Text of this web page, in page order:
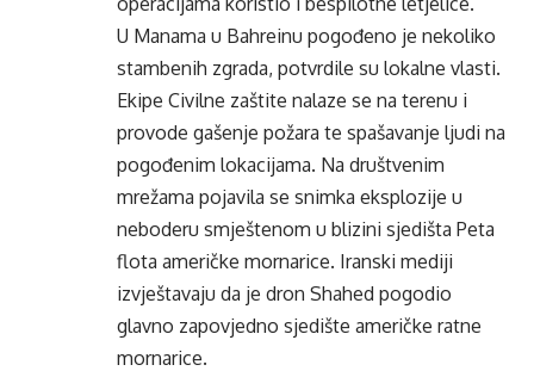
U Manama u Bahreinu pogođeno je nekoliko
stambenih zgrada, potvrdile su lokalne vlasti.
Ekipe Civilne zaštite nalaze se na terenu i
provode gašenje požara te spašavanje ljudi na
pogođenim lokacijama. Na društvenim
mrežama pojavila se snimka eksplozije u
neboderu smještenom u blizini sjedišta Peta
flota američke mornarice. Iranski mediji
izvještavaju da je dron Shahed pogodio
glavno zapovjedno sjedište američke ratne
mornarice.